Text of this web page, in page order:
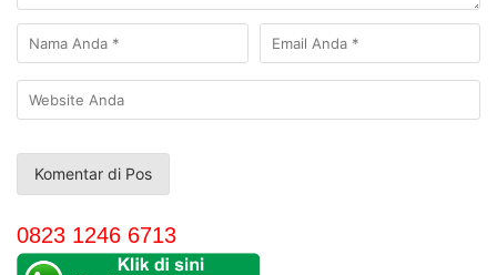
0823 1246 6713